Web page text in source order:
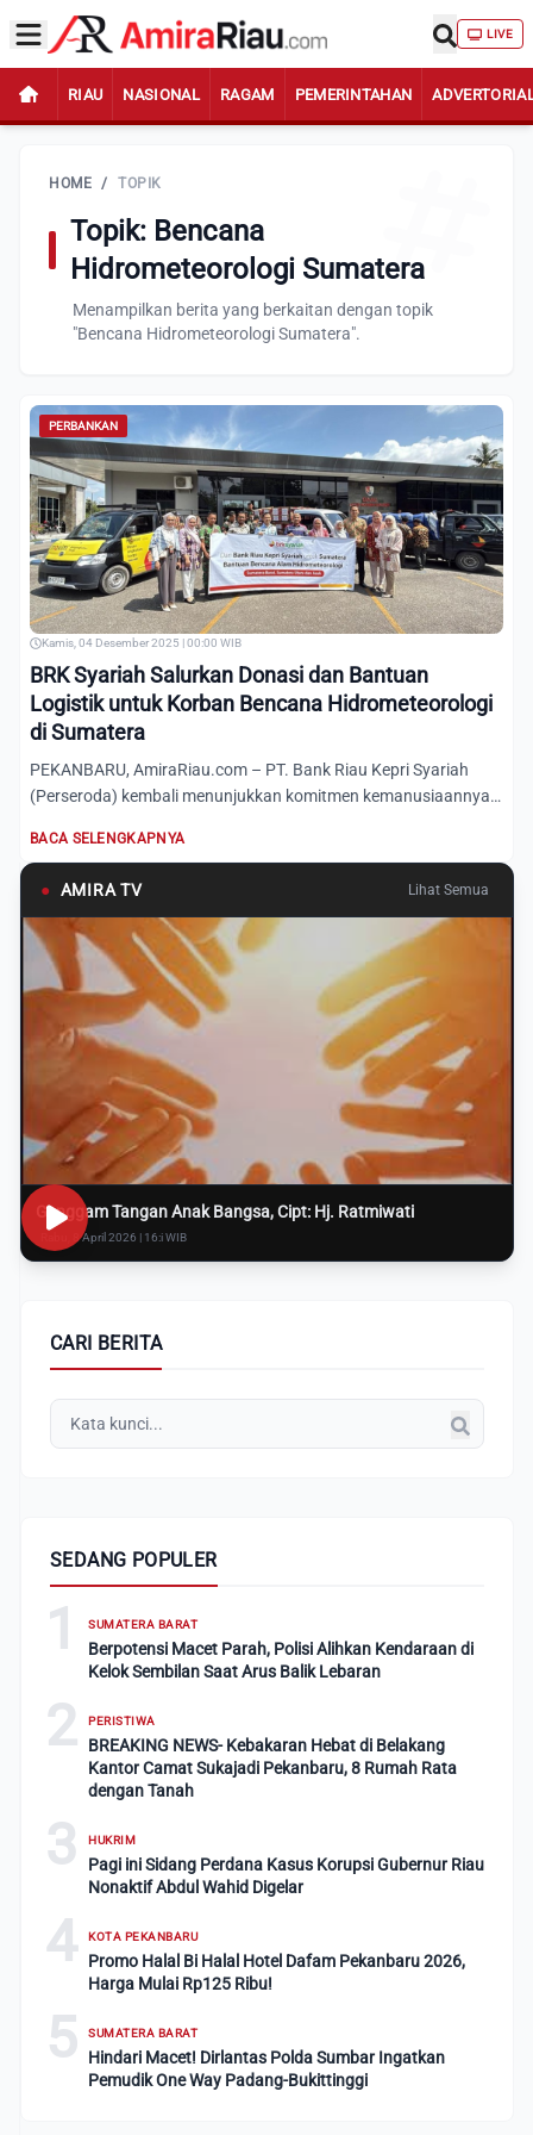
LIVE
RIAU NASIONAL RAGAM PEMERINTAHAN
HOME / TOPIK
Topik: Bencana
Hidrometeorologi Sumatera
Menampilkan berita yang berkaitan dengan topik
"Bencana Hidrometeorologi Sumatera".
PERBANKAN
Kamis, 04 Desember 2025 | 00:00 WIB
BRK Syariah Salurkan Donasi dan Bantuan
Logistik untuk Korban Bencana Hidrometeorologi
di Sumatera
PEKANBARU, AmiraRiau.com – PT. Bank Riau Kepri Syariah
(Perseroda) kembali menunjukkan komitmen kemanusiaannya
BACA SELENGKAPNYA
● AMIRA TV Lihat Semua
Genggam Tangan Anak Bangsa, Cipt: Hj. Ratmiwati
Rabu, 8 April 2026 | 16:i WIB
CARI BERITA
SEDANG POPULER
1 SUMATERA BARAT
Berpotensi Macet Parah, Polisi Alihkan Kendaraan di
Kelok Sembilan Saat Arus Balik Lebaran
2 PERISTIWA
BREAKING NEWS- Kebakaran Hebat di Belakang
Kantor Camat Sukajadi Pekanbaru, 8 Rumah Rata
dengan Tanah
3 HUKRIM
Pagi ini Sidang Perdana Kasus Korupsi Gubernur Riau
Nonaktif Abdul Wahid Digelar
4 KOTA PEKANBARU
Promo Halal Bi Halal Hotel Dafam Pekanbaru 2026,
Harga Mulai Rp125 Ribu!
5 SUMATERA BARAT
Hindari Macet! Dirlantas Polda Sumbar Ingatkan
Pemudik One Way Padang-Bukittinggi